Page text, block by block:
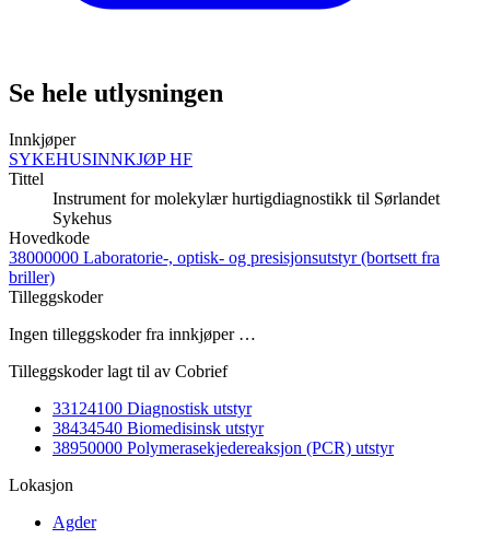
Se hele utlysningen
Innkjøper
SYKEHUSINNKJØP HF
Tittel
Instrument for molekylær hurtigdiagnostikk til Sørlandet
Sykehus
Hovedkode
38000000 Laboratorie-, optisk- og presisjonsutstyr (bortsett fra
briller)
Tilleggskoder
Ingen tilleggskoder fra innkjøper …
Tilleggskoder lagt til av Cobrief
33124100 Diagnostisk utstyr
38434540 Biomedisinsk utstyr
38950000 Polymerasekjedereaksjon (PCR) utstyr
Lokasjon
Agder